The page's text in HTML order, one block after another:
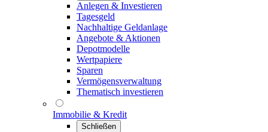
Anlegen & Investieren
Tagesgeld
Nachhaltige Geldanlage
Angebote & Aktionen
Depotmodelle
Wertpapiere
Sparen
Vermögensverwaltung
Thematisch investieren
Immobilie & Kredit
Schließen